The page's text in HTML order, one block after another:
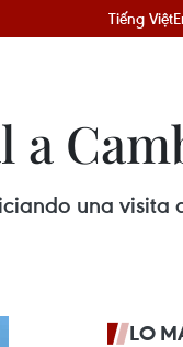
Tiếng Việt
una
LO